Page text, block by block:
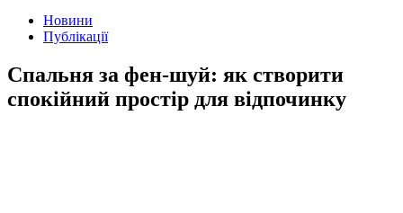
Новини
Публікації
Спальня за фен-шуй: як створити
спокійний простір для відпочинку